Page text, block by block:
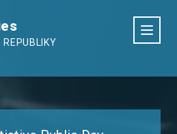
REPUBLIKY